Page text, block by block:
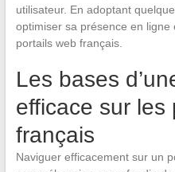
utilisateur. En adoptant
optimiser sa présence en
portails web français.
Les bases
efficace sur les
français
Naviguer efficacement sur un